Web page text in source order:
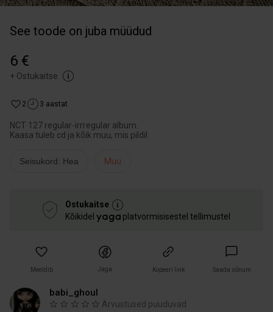
See toode on juba müüdud
6 €
+ Ostukaitse
2 3 aastat
NCT 127 regular-irrregular album.
Kaasa tuleb cd ja kõik muu, mis pildil
Seisukord: Hea Muu
Ostukaitse
Kõikidel
platvormisisestel tellimustel
Meeldib Jaga Kopeeri link Saada sõnum
babi_ghoul
Arvustused puuduvad